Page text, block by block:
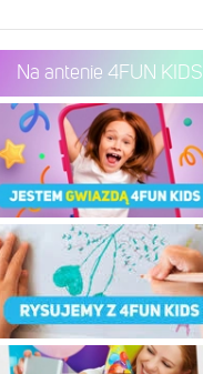
Na antenie 4FUN KIDS